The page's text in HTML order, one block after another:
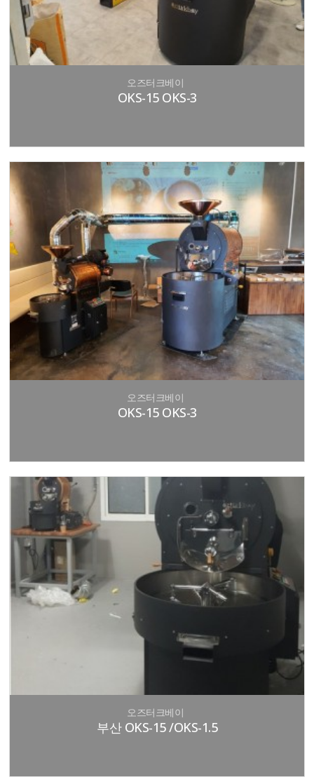
오즈터크베이
OKS-15 OKS-3
오즈터크베이
OKS-15 OKS-3
오즈터크베이
부산 OKS-15 /OKS-1.5